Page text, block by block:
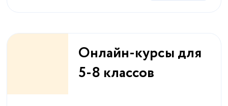
Онлайн-курсы для
5-8 классов